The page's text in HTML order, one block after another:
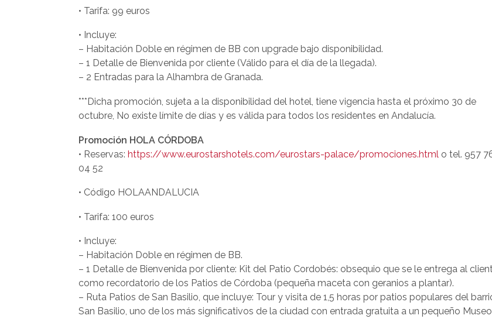
• Tarifa: 99 euros
• Incluye:
– Habitación Doble en régimen de BB con upgrade bajo disponibilidad.
– 1 Detalle de Bienvenida por cliente (Válido para el día de la llegada).
– 2 Entradas para la Alhambra de Granada.
***Dicha promoción, sujeta a la disponibilidad del hotel, tiene vigencia hasta el próximo 30 de
octubre, No existe límite de días y es válida para todos los residentes en Andalucía.
Promoción HOLA CÓRDOBA
• Reservas: https://www.eurostarshotels.com/eurostars-palace/promociones.html o tel. 957
04 52
• Código HOLAANDALUCIA
• Tarifa: 100 euros
• Incluye:
– Habitación Doble en régimen de BB.
– 1 Detalle de Bienvenida por cliente: Kit del Patio Cordobés: obsequio que se le entrega al
como recordatorio de los Patios de Córdoba (pequeña maceta con geranios a plantar).
– Ruta Patios de San Basilio, que incluye: Tour y visita de 1,5 horas por patios populares del
San Basilio, uno de los más significativos de la ciudad con entrada gratuita a un pequeño Museo